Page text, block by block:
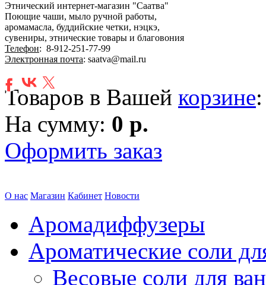
Этнический интернет-магазин "Саатва"
Поющие чаши, мыло ручной работы,
аромамасла, буддийские четки, нэцкэ,
сувениры, этнические товары и благовония
Телефон: 8-912-251-77-99
Электронная почта: saatva@mail.ru
Товаров в Вашей корзине
На сумму: 0 р.
Оформить заказ
О нас Магазин Кабинет Новости
Аромадиффузеры
Ароматические соли
Весовые соли для